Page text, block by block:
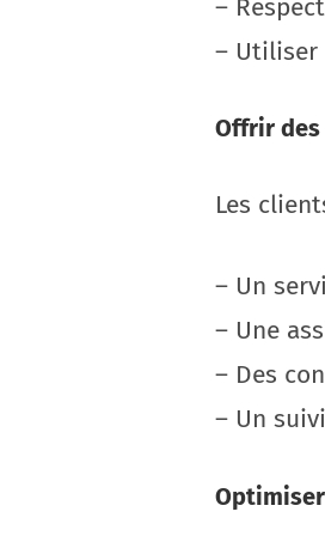
–
– Utiliser
Offrir des
Les
– Un
– Une
– Des
– Un